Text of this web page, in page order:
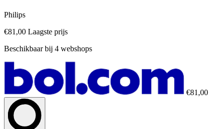
Philips
€81,00 Laagste prijs
Beschikbaar bij 4 webshops
€81,00